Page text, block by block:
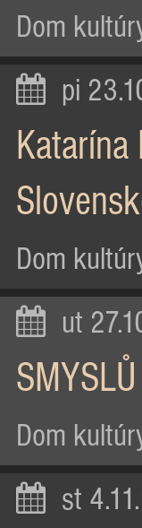
Dom
pi
Katarína
Dom
ut
SMYSLŮ
Dom
st